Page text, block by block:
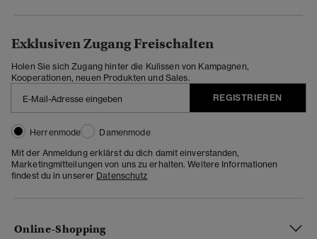
Exklusiven Zugang Freischalten
Holen Sie sich Zugang hinter die Kulissen von Kampagnen,
Kooperationen, neuen Produkten und Sales.
REGISTRIEREN
Herrenmode
Damenmode
Mit der Anmeldung erklärst du dich damit einverstanden,
Marketingmitteilungen von uns zu erhalten. Weitere Informationen
findest du in unserer Datenschutz
Online-Shopping